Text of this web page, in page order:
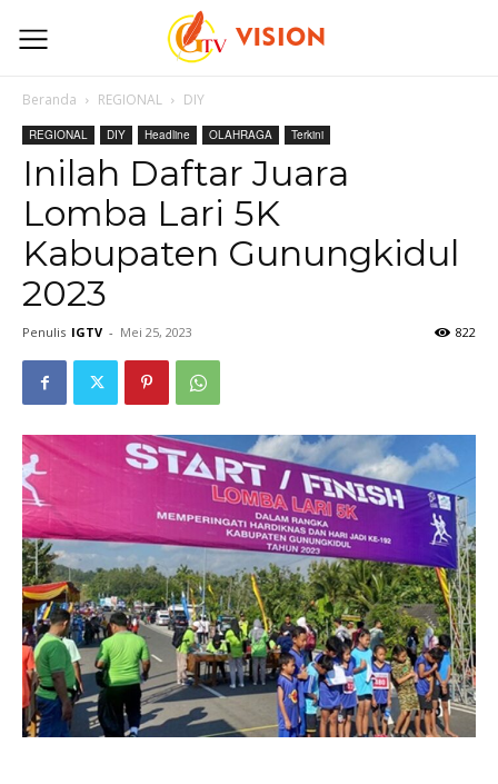
Beranda REGIONAL DIY
REGIONAL DIY Headline OLAHRAGA Terkini
Inilah Daftar Juara
Lomba Lari 5K
Kabupaten Gunungkidul
2023
Penulis IGTV - Mei 25, 2023 822